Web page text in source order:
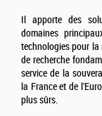
Il apporte des
domaines
technologies pour la
de recherche
service de la
la France et de
plus sûrs.